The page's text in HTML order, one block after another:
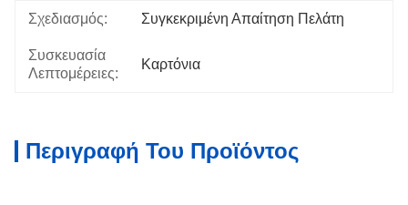
Σχεδιασμός: Συγκεκριμένη Απαίτηση Πελάτη
Συσκευασία
Λεπτομέρειες:
Καρτόνια
Περιγραφή Του Προϊόντος